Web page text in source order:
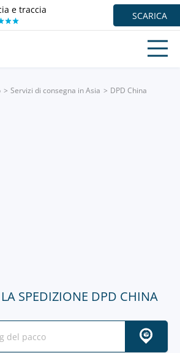
e traccia
SCARICA
Servizi di consegna in Asia DPD China
SPEDIZIONE DPD CHINA